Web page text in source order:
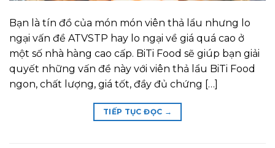
Bạn là tín đồ của món món viên thả lẩu nhưng lo
ngại vấn đề ATVSTP hay lo ngại về giá quá cao ở
một số nhà hàng cao cấp. BiTi Food sẽ giúp bạn giải
quyết những vấn đề này với viên thả lẩu BiTi Food
ngon, chất lượng, giá tốt, đầy đủ chứng […]
TIẾP TỤC ĐỌC →